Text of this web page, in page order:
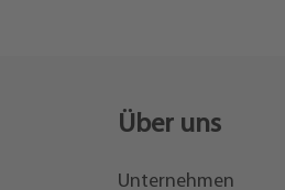
Über uns
Unternehmen